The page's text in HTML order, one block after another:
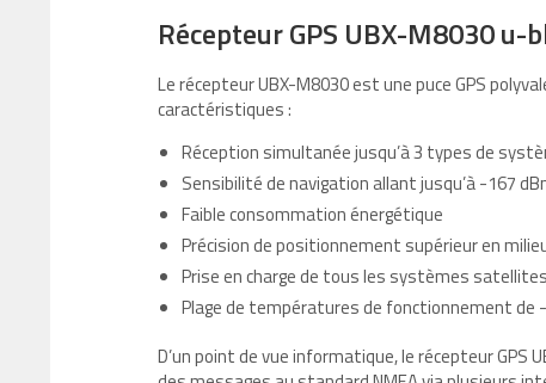
Récepteur GPS UBX-M8030 u-
Le récepteur UBX-M8030 est une puce GPS
caractéristiques :
Réception simultanée jusqu’à 3 types de
Sensibilité de navigation allant jusqu’à -167
Faible consommation énergétique
Précision de positionnement supérieur en
Prise en charge de tous les systèmes satellites
Plage de températures de fonctionnement de
D’un point de vue informatique, le récepteur GPS